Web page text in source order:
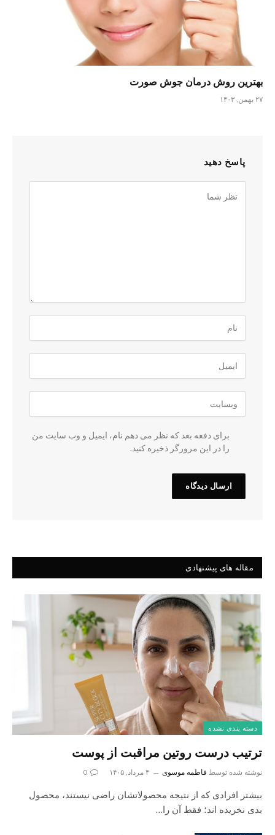
بهترین روش درمان جوش صورت
۲۷ بهمن, ۱۴۰۳
پاسخ دهید
برای دفعه بعد که نظر می دهم نام، ایمیل و وب سایت من
را در این مرورگر ذخیره کنید.
مقاله های پیشنهادی
دسته بندی نشده
ترتیب درست روتین مراقبت از پوست
نوشته شده توسط فاطمه موسوی ۴ مرداد, ۱۴۰۵ 0
بیشتر افرادی که از نتیجه محصولاتشان راضی نیستند، محصول
بدی نخریده اند؛ فقط آن را…